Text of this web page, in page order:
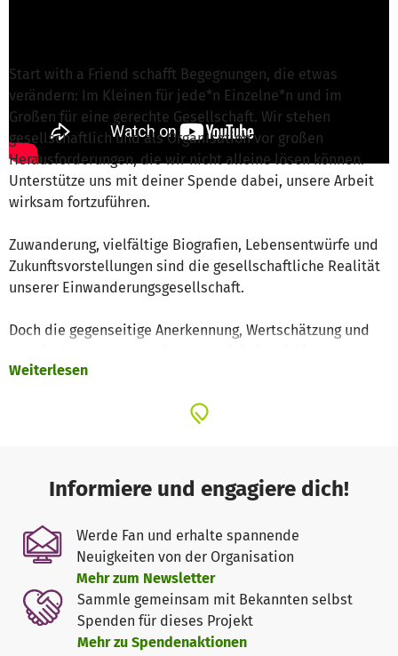
Start with a Friend schafft Begegnungen, die etwas
verändern: Im Kleinen für jede*n Einzelne*n und im
Großen für eine gerechte Gesellschaft. Wir stehen
gesellschaftlich und als Organisation vor großen
Herausforderungen, die wir nicht alleine lösen können.
Unterstütze uns mit deiner Spende dabei, unsere Arbeit
wirksam fortzuführen.
Zuwanderung, vielfältige Biografien, Lebensentwürfe und
Zukunftsvorstellungen sind die gesellschaftliche Realität
unserer Einwanderungsgesellschaft.
Doch die gegenseitige Anerkennung, Wertschätzung und
erschwert und verhindert: Rassismus, Antisemitismus und
Einwanderungsgeschichte, nehmen zu. Demokratische
vertrauensvolle Räume, in denen sich Menschen mit, ohne
und verschiedenen Einwanderungsgeschichten begegnen
können.
Mit Begegnungen die Menschen und den Zusammenhalt
stärken
Wir bei SwaF setzen uns für eine gerechte Zukunft ein, in
der wir unsere gesellschaftliche Vielfalt aktiv leben. In
der sich alle Menschen wohlfühlen und gleichberechtigt
Weiterlesen
Informiere und engagiere dich!
Werde Fan und erhalte spannende
Neuigkeiten von der Organisation
Mehr zum Newsletter
Sammle gemeinsam mit Bekannten selbst
Spenden für dieses Projekt
Mehr zu Spendenaktionen